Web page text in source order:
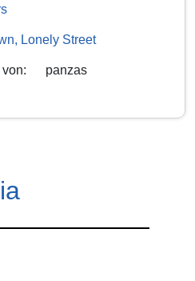
Lonely Street
: panzas